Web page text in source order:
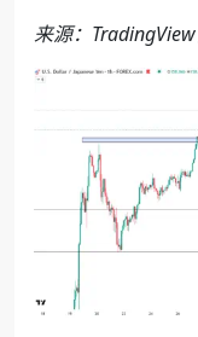
来源： TradingView